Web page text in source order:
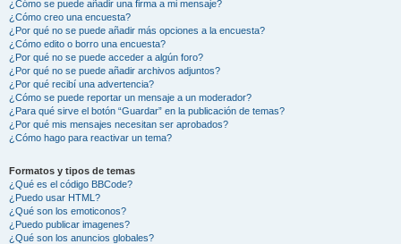
¿Cómo se puede añadir una firma a mi mensaje?
¿Cómo creo una encuesta?
¿Por qué no se puede añadir más opciones a la encuesta?
¿Cómo edito o borro una encuesta?
¿Por qué no se puede acceder a algún foro?
¿Por qué no se puede añadir archivos adjuntos?
¿Por qué recibí una advertencia?
¿Cómo se puede reportar un mensaje a un moderador?
¿Para qué sirve el botón “Guardar” en la publicación de temas?
¿Por qué mis mensajes necesitan ser aprobados?
¿Cómo hago para reactivar un tema?
Formatos y tipos de temas
¿Qué es el código BBCode?
¿Puedo usar HTML?
¿Qué son los emoticonos?
¿Puedo publicar imagenes?
¿Qué son los anuncios globales?